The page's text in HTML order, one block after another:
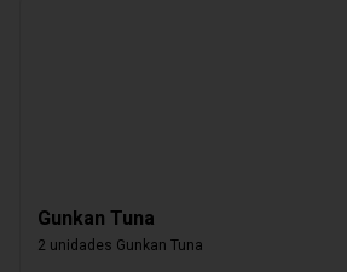
Gunkan Tuna
2 unidades Gunkan Tuna